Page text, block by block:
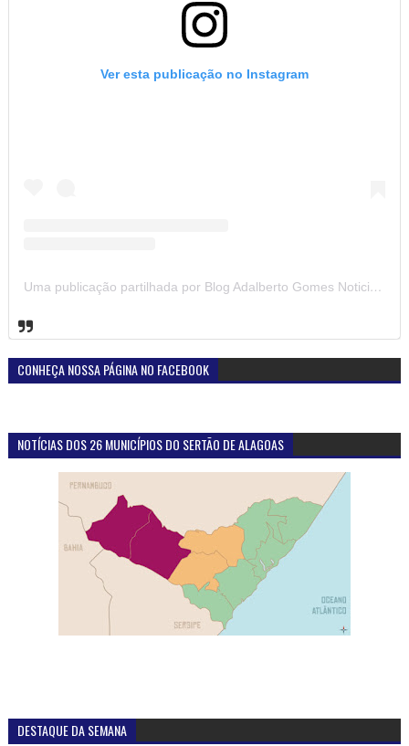
Ver esta publicação no Instagram
Uma publicação partilhada por Blog Adalberto Gomes Noticias (@blogadalbertogomesnoticiass)
CONHEÇA NOSSA PÁGINA NO FACEBOOK
NOTÍCIAS DOS 26 MUNICÍPIOS DO SERTÃO DE ALAGOAS
DESTAQUE DA SEMANA